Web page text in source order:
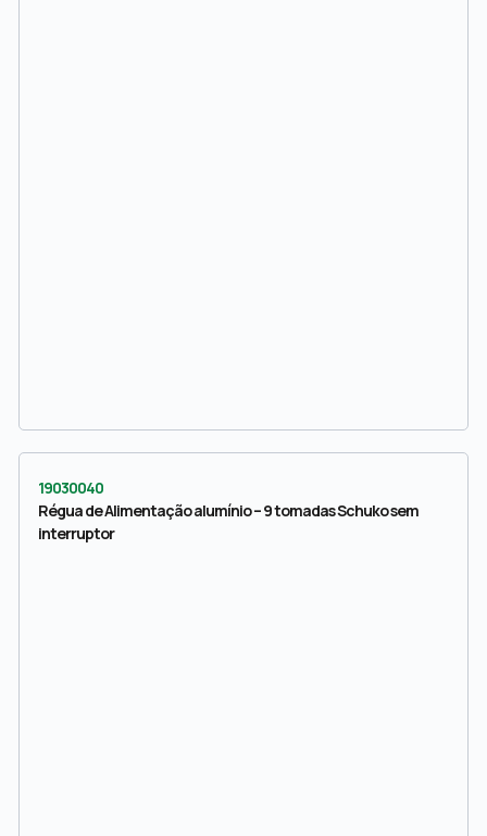
19030040
Régua de Alimentação alumínio – 9 tomadas Schuko sem
interruptor